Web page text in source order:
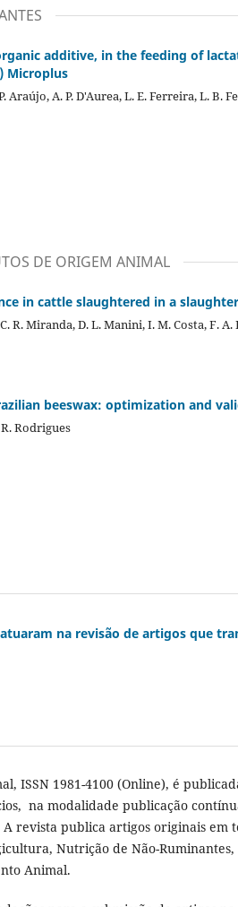
additive, in the feeding of
Microplus
Araújo, A. P. D'Aurea, L. E. Ferreira, L. B.
DE ORIGEM ANIMAL
in cattle slaughtered in a
R. Miranda, D. L. Manini, I. M. Costa, F. A.
beeswax: optimization and
R. Rodrigues
na revisão de artigos que
ISSN 1981-4100 (Online), é
na modalidade publicação
revista publica artigos originais em
Nutrição de Não-
Animal.